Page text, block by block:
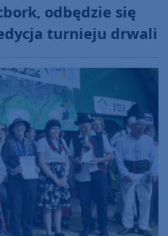
odbędzie się
turnieju drwali